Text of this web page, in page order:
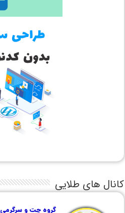
کانال های طلایی
گروه چت و سرگرمی